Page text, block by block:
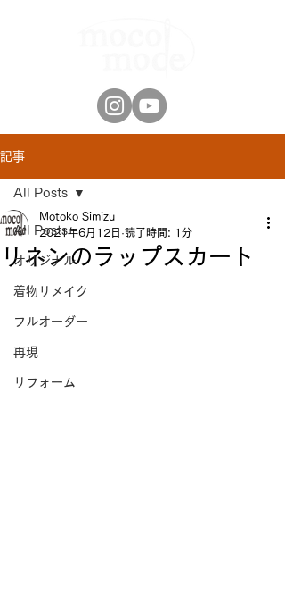
記事
All Posts
オリジナル
着物リメイク
フルオーダー
再現
リフォーム
All Posts
リネンのラップスカート
Motoko Simizu
2021年6月12日 読了時間: 1分